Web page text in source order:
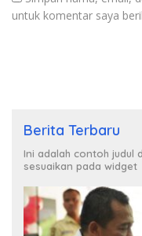
untuk komentar saya
Berita Terbaru
Ini adalah contoh judul
sesuaikan pada widget